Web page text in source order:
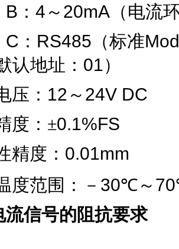
： 4 ～ 20mA（电流
： RS485 （标准
认地址： 01）
压： 12 ～ 24V DC
度： ±0.1%FS
精度： 0.01mm
度范围：－ 30℃～ 70
流信号的阻抗要求